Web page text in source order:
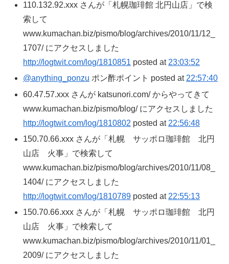
110.132.92.xxx さんが「札幌珈琲館 北円山店」で検
索して
www.kumachan.biz/pismo/blog/archives/2010/11/12_
1707/ にアクセスしました
http://logtwit.com/log/1810851 posted at 23:03:52
@anything_ponzu ポン酢ポイント posted at 22:57:40
60.47.57.xxx さんが katsunori.com/ からやってきて
www.kumachan.biz/pismo/blog/ にアクセスしました
http://logtwit.com/log/1810802 posted at 22:56:48
150.70.66.xxx さんが「札幌 サッポロ珈琲館 北円
山店 火事」で検索して
www.kumachan.biz/pismo/blog/archives/2010/11/08_
1404/ にアクセスしました
http://logtwit.com/log/1810789 posted at 22:55:13
150.70.66.xxx さんが「札幌 サッポロ珈琲館 北円
山店 火事」で検索して
www.kumachan.biz/pismo/blog/archives/2010/11/01_
2009/ にアクセスしました